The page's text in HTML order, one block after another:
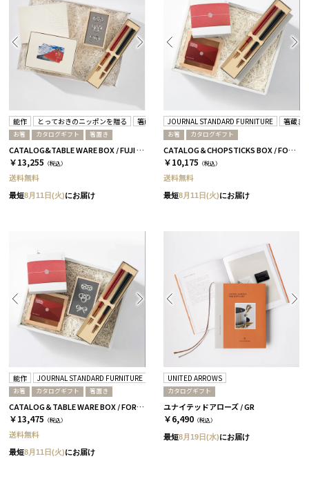
能作 とっておきのニッポンを贈る 箸蔵まつかん
お箸 カタログギフト 箸置き
CATALOG&TABLE WARE BOX / FUJI / 紅白 / 全5種 栄-C
￥13,255 （税込）
送料無料
最短8月11日(火)にお届け
JOURNAL STANDARD FURNITURE 箸蔵ま
お箸 カタログギフト
CATALOG＆CHOPSTICKS BOX / FORMAL / 全3種 椿
￥10,175 （税込）
送料無料
最短8月11日(火)にお届け
能作 JOURNAL STANDARD FURNITURE 箸蔵まつかん
お箸 カタログギフト 箸置き
CATALOG＆TABLE WARE BOX / FORMAL / 全3種 椿
￥13,475 （税込）
送料無料
最短8月11日(火)にお届け
UNITED ARROWS
カタログギフト
ユナイテッドアローズ / GR
￥6,490 （税込）
最短8月19日(水)にお届け